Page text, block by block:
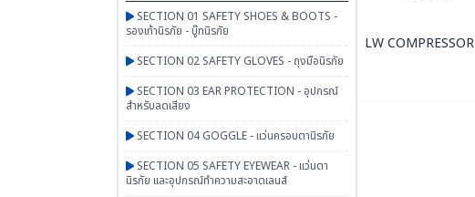
SECTION 01 SAFETY SHOES & BOOTS -
รองเท้านิรภัย - บู๊ทนิรภัย
SECTION 02 SAFETY GLOVES - ถุงมือนิรภัย
SECTION 03 EAR PROTECTION - อุปกรณ์
สำหรับลดเสียง
SECTION 04 GOGGLE - แว่นครอบตานิรภัย
SECTION 05 SAFETY EYEWEAR - แว่นตา
นิรภัย และอุปกรณ์ทำความสะอาดเลนส์
LW COMPRESSOR